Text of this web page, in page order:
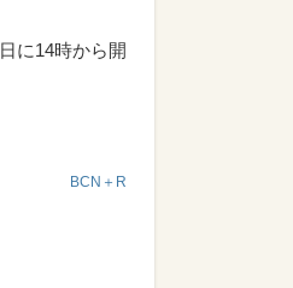
に14時から開
BCN＋R